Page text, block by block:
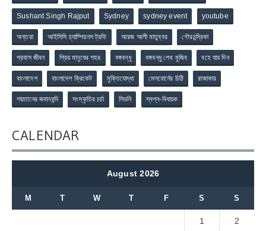
Sushant Singh Rajput Sydney sydney event youtube
অন্তরা আইসিসি চ্যাম্পিয়নস ট্রফি আরজ আলী মাতুব্বর গৌরচন্দ্রিকা
প্রবাস জীবন প্রিয় মানুষের শহর বঙ্গবন্ধু বঙ্গবন্ধু শেখ মুজিব বহে যায় দিন
বাংলাদেশ বাংলাদেশ ক্রিকেট মুক্তিযোদ্ধা মেলবোর্নের চিঠি রাজাকার
শয়তানের জবানবন্দি সংস্কৃতির চর্চা সিডনি স্বপ্ন-বিধায়ক
CALENDAR
August 2026
M T W T F S S
1 2